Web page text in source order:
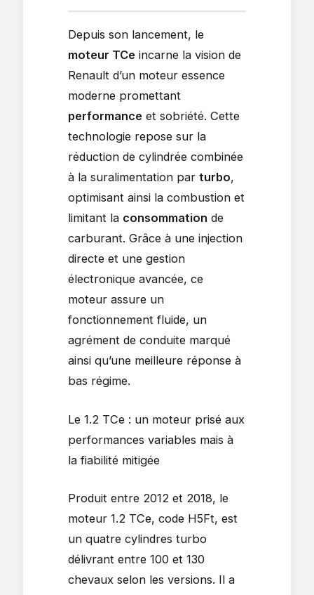
Depuis son lancement, le
moteur TCe incarne la vision de
Renault d’un moteur essence
moderne promettant
performance et sobriété. Cette
technologie repose sur la
réduction de cylindrée combinée
à la suralimentation parturbo,
optimisant ainsi la combustion et
limitant la consommation de
carburant. Grâce à une injection
directe et une gestion
électronique avancée, ce
moteur assure un
fonctionnement fluide, un
agrément de conduite marqué
ainsi qu’une meilleure réponse à
bas régime.
Le 1.2 TCe : un moteur prisé aux
performances variables mais à
la fiabilité mitigée
Produit entre 2012 et 2018, le
moteur 1.2 TCe, code H5Ft, est
un quatre cylindres turbo
délivrant entre 100 et 130
chevaux selon les versions. Il a